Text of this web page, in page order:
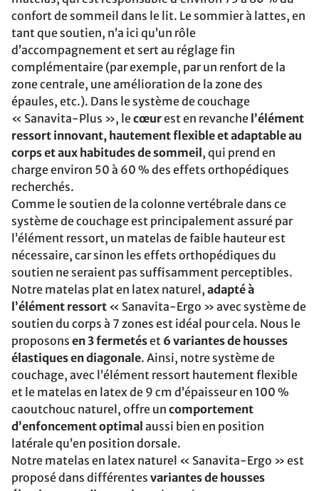
confort de sommeil dans le lit. Le sommier à lattes, en
tant que soutien, n’a ici qu’un rôle
d’accompagnement et sert au réglage fin
complémentaire (par exemple, par un renfort de la
zone centrale, une amélioration de la zone des
épaules, etc.). Dans le système de couchage
« Sanavita-Plus », lecœurest en revanche l’élément
ressort innovant, hautement flexible et adaptable au
corps et aux habitudes de sommeil , qui prend en
charge environ 50 à 60 % des effets orthopédiques
recherchés.
Comme le soutien de la colonne vertébrale dans ce
système de couchage est principalement assuré par
l’élément ressort, un matelas de faible hauteur est
nécessaire, car sinon les effets orthopédiques du
soutien ne seraient pas suffisamment perceptibles.
Notre matelas plat en latex naturel, adapté à
l’élément ressort « Sanavita-Ergo » avec système de
soutien du corps à 7 zones est idéal pour cela. Nous le
proposons en 3 fermetéset 6 variantes de housses
élastiques en diagonale. Ainsi, notre système de
couchage, avec l’élément ressort hautement flexible
et le matelas en latex de 9 cm d’épaisseur en 100 %
caoutchouc naturel, offre un comportement
d’enfoncement optimal aussi bien en position
latérale qu’en position dorsale.
Notre matelas en latex naturel « Sanavita-Ergo » est
proposé dans différentes variantes de housses